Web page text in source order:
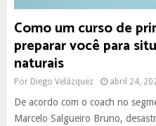
Como um curso de
preparar você para
naturais
Por Diego Velázquez abril 24,
De acordo com o coach no
Marcelo Salgueiro Bruno,